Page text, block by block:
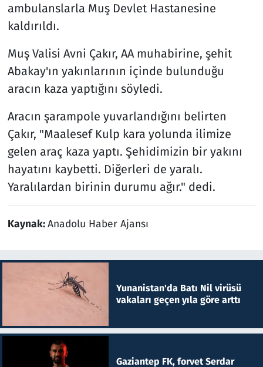
ambulanslarla Muş Devlet Hastanesine
kaldırıldı.
Muş Valisi Avni Çakır, AA muhabirine, şehit
Abakay'ın yakınlarının içinde bulunduğu
aracın kaza yaptığını söyledi.
Aracın şarampole yuvarlandığını belirten
Çakır, "Maalesef Kulp kara yolunda ilimize
gelen araç kaza yaptı. Şehidimizin bir yakını
hayatını kaybetti. Diğerleri de yaralı.
Yaralılardan birinin durumu ağır." dedi.
Kaynak:Anadolu Haber Ajansı
Yunanistan'da Batı Nil virüsü
vakaları geçen yıla göre arttı
Gaziantep FK, forvet Serdar